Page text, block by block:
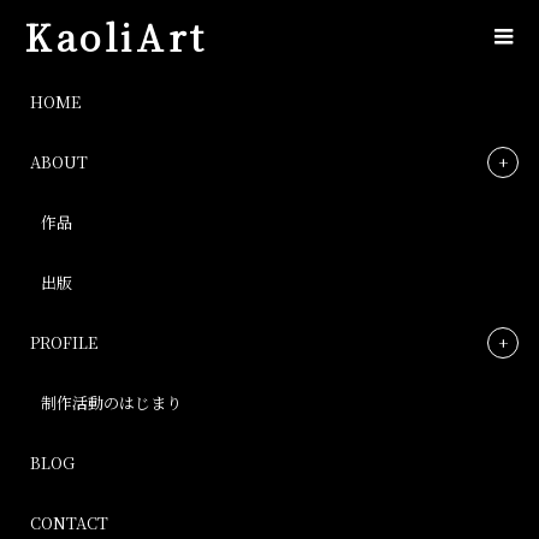
KaoliArt
HOME
ABOUT
作品
出版
PROFILE
制作活動のはじまり
BLOG
CONTACT
出展者募集2月20日更新
Post